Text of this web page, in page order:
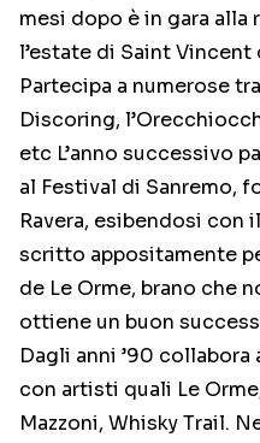
mesi dopo è in gara alla
l’estate di Saint
Partecipa a numerose
Discoring,
etc L’anno successivo
al Festival di Sanremo,
Ravera, esibendosi con
scritto appositamente
de Le Orme, brano che
ottiene un buon
Dagli anni ’90
con artisti quali Le
Mazzoni, Whisky Trail.